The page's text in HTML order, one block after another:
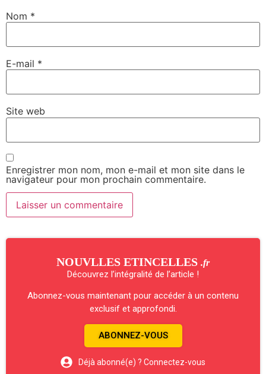
Nom *
E-mail *
Site web
Enregistrer mon nom, mon e-mail et mon site dans le
navigateur pour mon prochain commentaire.
NOUVLLES ETINCELLES .fr
Découvrez l’intégralité de l’article !
Abonnez-vous maintenant pour accéder à un contenu
exclusif et approfondi.
ABONNEZ-VOUS
Déjà abonné(e) ? Connectez-vous